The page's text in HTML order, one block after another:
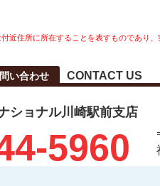
近住所に所在することを表すものであり、
い合わせ CONTACT US
ショナル川崎駅前支店
5960